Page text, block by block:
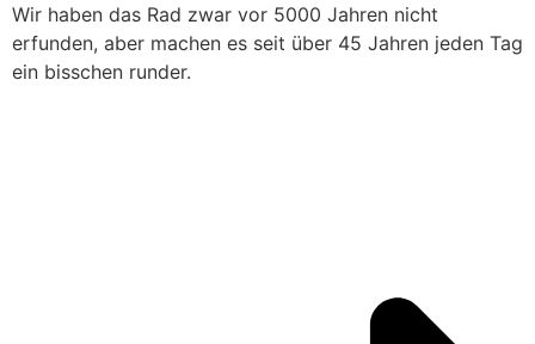
Wir haben das Rad zwar vor 5000 Jahren nicht
erfunden, aber machen es seit über 45 Jahren jeden Tag
ein bisschen runder.